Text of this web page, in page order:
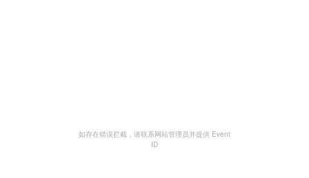
如存在错误拦截，请联系网站管理员并提供 Event
ID